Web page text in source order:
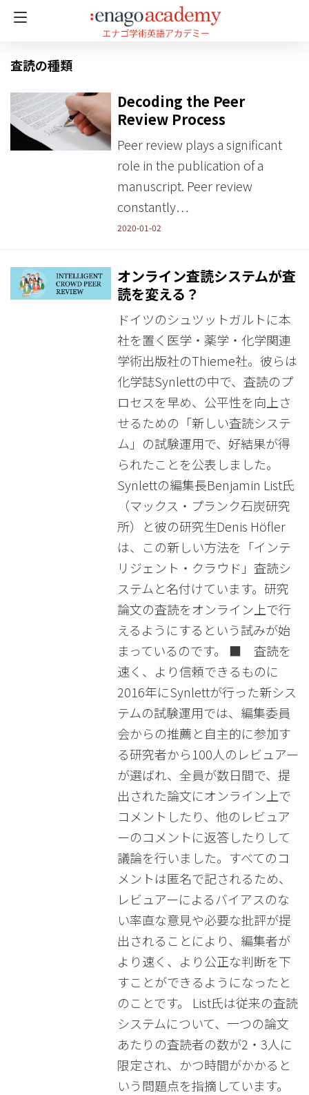
査読の種類
Decoding the Peer
Review Process
Peer review plays a significant
role in the publication of a
manuscript. Peer review
constantly…
2020-01-02
オンライン査読システムが査
読を変える？
ドイツのシュツットガルトに本
社を置く医学・薬学・化学関連
学術出版社のThieme社。彼らは
化学誌Synlettの中で、査読のプ
ロセスを早め、公平性を向上さ
せるための「新しい査読システ
ム」の試験運用で、好結果が得
られたことを公表しました。
Synlettの編集長Benjamin List氏
（マックス・プランク石炭研究
所）と彼の研究生Denis Höfler
は、この新しい方法を「インテ
リジェント・クラウド」査読シ
ステムと名付けています。研究
論文の査読をオンライン上で行
えるようにするという試みが始
まっているのです。 ■ 査読を
速く、より信頼できるものに
2016年にSynlettが行った新シス
テムの試験運用では、編集委員
会からの推薦と自主的に参加す
る研究者から100人のレビュアー
が選ばれ、全員が数日間で、提
出された論文にオンライン上で
コメントしたり、他のレビュア
ーのコメントに返答したりして
議論を行いました。すべてのコ
メントは匿名で記されるため、
レビュアーによるバイアスのな
い率直な意見や必要な批評が提
出されることにより、編集者が
より速く、より公正な判断を下
すことができるようになったと
のことです。 List氏は従来の査読
システムについて、一つの論文
あたりの査読者の数が2・3人に
限定され、かつ時間がかかると
いう問題点を指摘しています。